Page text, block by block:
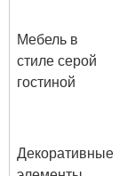
Мебель в
стиле серой
гостиной
Декоративные